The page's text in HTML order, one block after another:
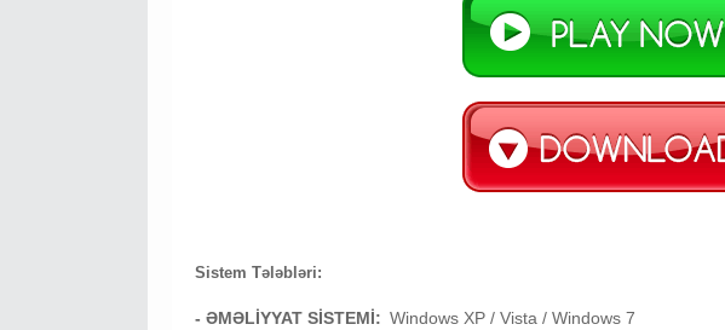
Sistem Tələbləri:
- ƏMƏLİYYAT SİSTEMİ: Windows XP / Vista / Windows 7